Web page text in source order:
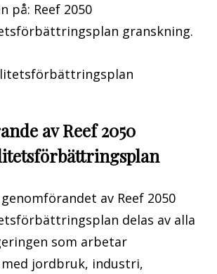
på: Reef 2050
granskning.
av Reef 2050
av Reef 2050
delas av alla
som arbetar
jordbruk, industri,